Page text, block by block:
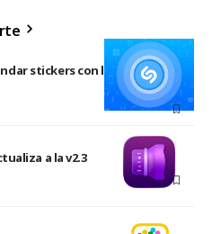
stickers con la nueva
a la v2.3